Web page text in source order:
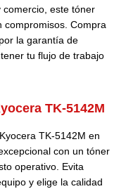
comercio, este tóner
compromisos. Compra
la garantía de
tu flujo de trabajo
TK-5142M
TK-5142M en
con un tóner
operativo. Evita
y elige la calidad